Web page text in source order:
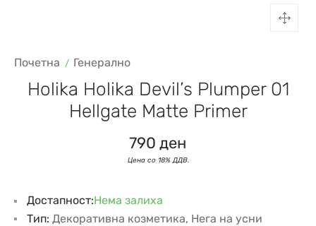
Почетна Генерално
Holika Holika Devil’s Plumper 01
Hellgate Matte Primer
790 ден
Достапност:Нема залиха
Тип: Декоративна козметика, Нега на усни